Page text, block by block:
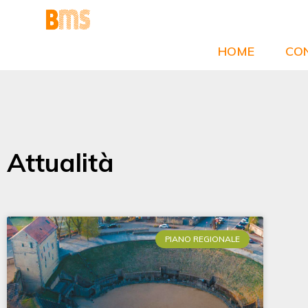
HOME
Attualità
PIANO REGIONALE